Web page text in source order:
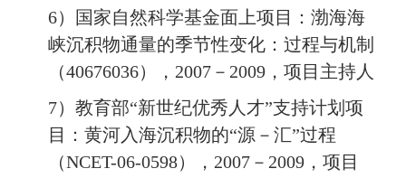
6）国家自然科学基金面上项目：渤海海
峡沉积物通量的季节性变化：过程与机制
（40676036）， 2007 － 2009 ，项目主持人
7）教育部“新世纪优秀人才”支持计划项
目：黄河入海沉积物的“源－汇”过程
（NCET-06-0598）， 2007 － 2009 ，项目